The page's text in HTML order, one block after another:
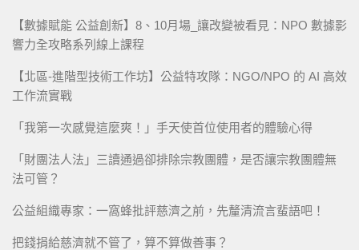
【數據賦能 公益創新】8、10月場_讓改變被看見：NPO 數據影
響力全攻略系列線上課程
【北區-進階型技術工作坊】公益特攻隊：NGO/NPO 的 AI 高效
工作流實戰
「我第一次感覺這麼爽！」手天使首位使用者的體驗心得
「財團法人法」三讀通過卻排除宗教團體，是否讓宗教團體無
法可管？
公益組織專家：一窩蜂批評慈濟之前，先釐清流言蜚語吧！
把錢捐給慈濟就不管了，算不算做善事？